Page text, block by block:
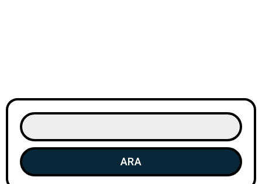
ARA